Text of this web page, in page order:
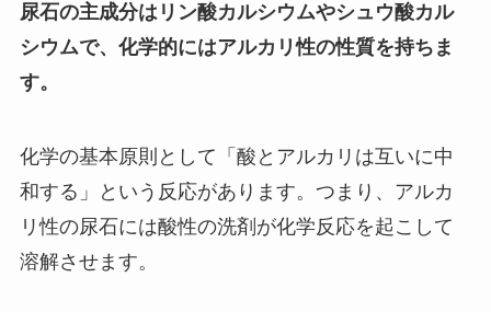
尿石の主成分はリン酸カルシウムやシュウ酸カル
シウムで、化学的にはアルカリ性の性質を持ちま
す。
化学の基本原則として「酸とアルカリは互いに中
和する」という反応があります。つまり、アルカ
リ性の尿石には酸性の洗剤が化学反応を起こして
溶解させます。